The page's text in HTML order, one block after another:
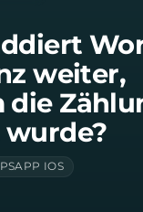
weiter,
die
IOS